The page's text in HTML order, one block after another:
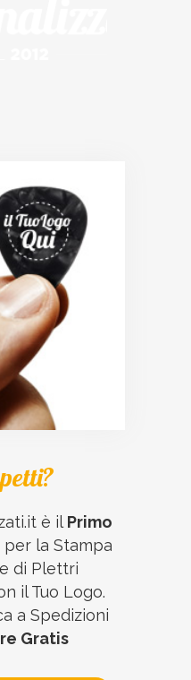
è il Primo
per la Stampa
di Plettri
il Tuo Logo.
a Spedizioni
Gratis